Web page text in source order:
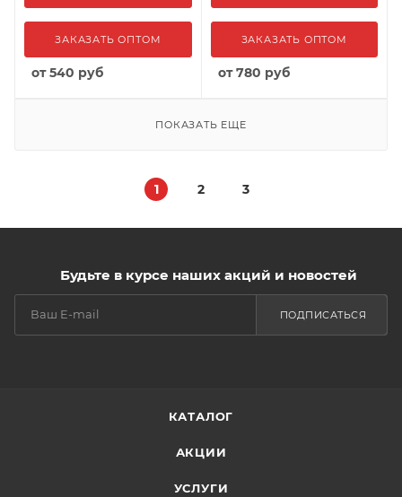
ЗАКАЗАТЬ ОПТОМ
от540 руб
ЗАКАЗАТЬ ОПТОМ
от780 руб
ПОКАЗАТЬ ЕЩЕ
1 2 3
Будьте в курсе наших акций и новостей
ПОДПИСАТЬСЯ
КАТАЛОГ
АКЦИИ
УСЛУГИ